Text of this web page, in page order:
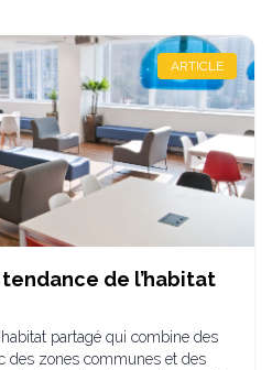
ARTICLE
de l’habitat
partagé qui combine des
des zones communes et des